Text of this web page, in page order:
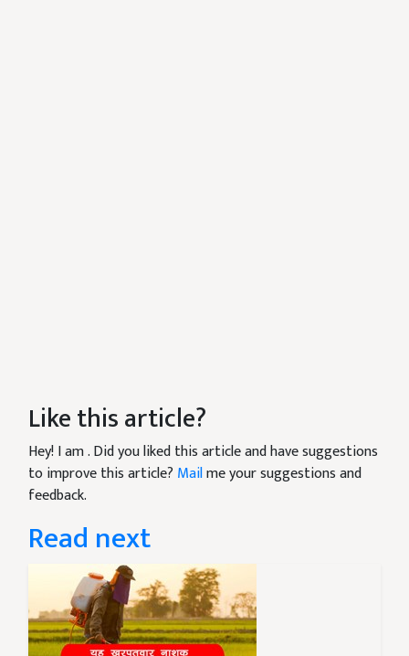
Like this article?
Hey! I am. Did you liked this article and have suggestions
to improve this article? Mailme your suggestions and
feedback.
Read next